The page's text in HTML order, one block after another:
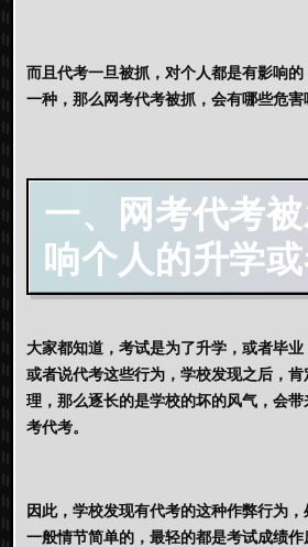
而且代考一旦被抓，对个人都是有影响
一种，那么网考代考被抓，会有哪些危害
一、 网考代考
响个人的升学
大家都知道，考试是为了升学，或者毕业
或者说代考这些行为，学校发现之后，
理，那么逐长的是学校的坏的风气，会
考代考。
因此，学校发现有代考的这种作弊行为，
一般情节简单的，最轻的都是考试成绩